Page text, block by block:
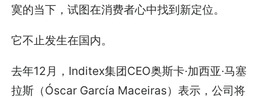
寞的当下，试图在消费者心中找到新定位。
它不止发生在国内。
去年12月，Inditex集团CEO奥斯卡·加西亚·马塞
拉斯（Óscar García Maceiras）表示，公司将